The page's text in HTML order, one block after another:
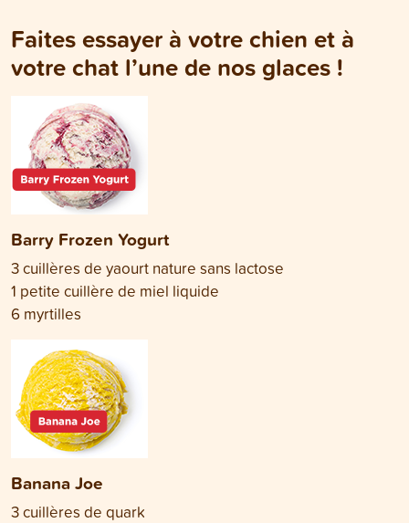
Faites essayer à votre chien et à
votre chat l’une de nos glaces !
Barry Frozen Yogurt
3 cuillères de yaourt nature sans lactose
1 petite cuillère de miel liquide
6 myrtilles
Banana Joe
3 cuillères de quark